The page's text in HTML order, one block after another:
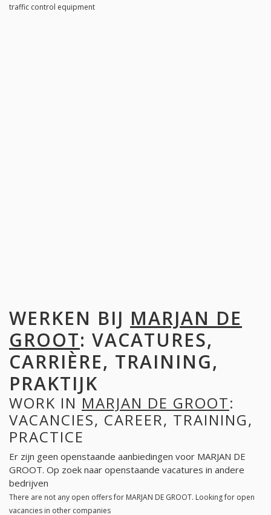
traffic control equipment
WERKEN BIJ MARJAN DE
GROOT: VACATURES,
CARRIÈRE, TRAINING,
PRAKTIJK
WORK IN MARJAN DE GROOT:
VACANCIES, CAREER, TRAINING,
PRACTICE
Er zijn geen openstaande aanbiedingen voor MARJAN DE
GROOT. Op zoek naar openstaande vacatures in andere
bedrijven
There are not any open offers for MARJAN DE GROOT. Looking for open
vacancies in other companies